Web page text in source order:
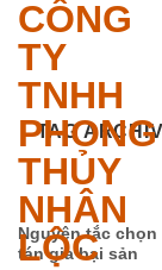
Skip
content
CÔNG
TY
TNHH
PHONG
THỦY
NHÂN
LỘC
TAG
Nguyên tắc
tán gia bại sản